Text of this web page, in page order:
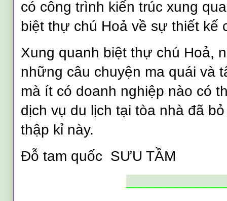
có công trình kiến trúc xung
biệt thự chú Hoả về sự thiết kế
Xung quanh biệt thự chú Hoả,
những câu chuyện ma quái và
mà ít có doanh nghiệp nào có
dịch vụ du lịch tại tòa nhà đã
thập kỉ này.
Đỗ tam quốc SƯU TẦM